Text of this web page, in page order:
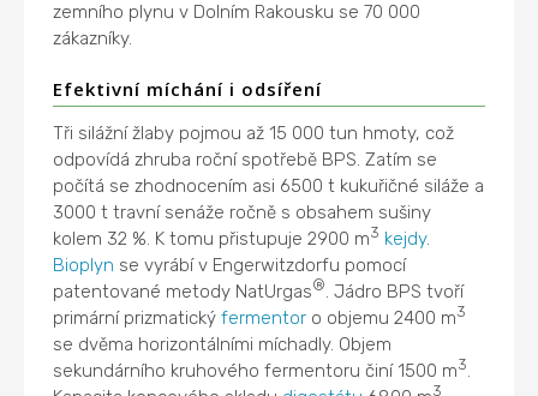
zemního plynu v Dolním Rakousku se 70 000
zákazníky.
Efektivní míchání i odsíření
Tři silážní žlaby pojmou až 15 000 tun hmoty, což
odpovídá zhruba roční spotřebě BPS. Zatím se
počítá se zhodnocením asi 6500 t kukuřičné siláže a
3000 t travní senáže ročně s obsahem sušiny
kolem 32 %. K tomu přistupuje 2900 m3 kejdy.
Bioplyn se vyrábí v Engerwitzdorfu pomocí
patentované metody NatUrgas® . Jádro BPS tvoří
primární prizmatickýfermentor o objemu 2400 m3
se dvěma horizontálními míchadly. Objem
sekundárního kruhového fermentoru činí 1500 m3
3